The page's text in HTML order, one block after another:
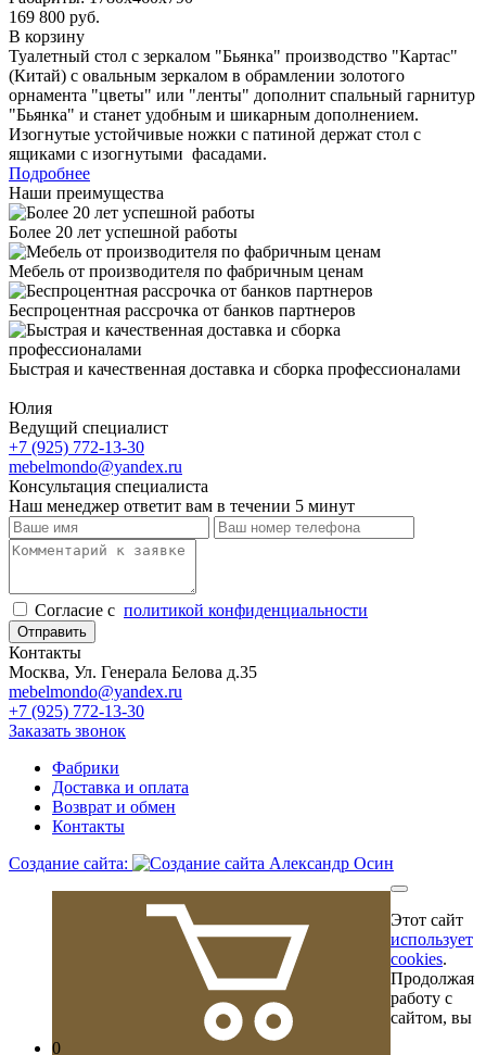
169 800 руб.
В корзину
Туалетный стол с зеркалом "Бьянка" производство "Картас"
(Китай) с овальным зеркалом в обрамлении золотого
орнамента "цветы" или "ленты" дополнит спальный гарнитур
"Бьянка" и станет удобным и шикарным дополнением.
Изогнутые устойчивые ножки с патиной держат стол с
ящиками с изогнутыми фасадами.
Подробнее
Наши преимущества
Более 20 лет успешной работы
Мебель от производителя по фабричным ценам
Беспроцентная рассрочка от банков партнеров
Быстрая и качественная доставка и сборка профессионалами
Юлия
Ведущий специалист
+7 (925) 772-13-30
mebelmondo@yandex.ru
Консультация специалиста
Наш менеджер ответит вам в течении 5 минут
Cогласие с политикой конфиденциальности
Отправить
Контакты
Москва, Ул. Генерала Белова д.35
mebelmondo@yandex.ru
+7 (925) 772-13-30
Заказать звонок
Фабрики
Доставка и оплата
Возврат и обмен
Контакты
Создание сайта:
0
Этот сайт
использует
cookies.
Продолжая
работу с
сайтом, вы